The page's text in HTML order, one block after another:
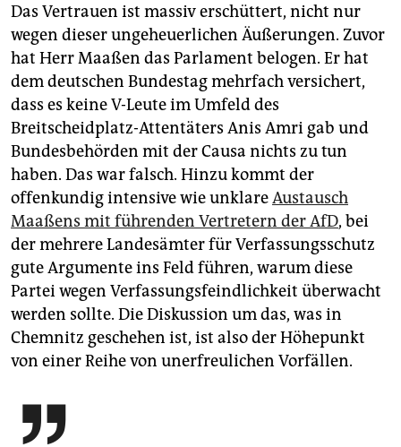
Das Vertrauen ist massiv erschüttert, nicht nur
wegen dieser ungeheuerlichen Äußerungen. Zuvor
hat Herr Maaßen das Parlament belogen. Er hat
dem deutschen Bundestag mehrfach versichert,
dass es keine V-Leute im Umfeld des
Breitscheidplatz-Attentäters Anis Amri gab und
Bundesbehörden mit der Causa nichts zu tun
haben. Das war falsch. Hinzu kommt der
offenkundig intensive wie unklareAustausch
Maaßens mit führenden Vertretern der AfD, bei
der mehrere Landesämter für Verfassungsschutz
gute Argumente ins Feld führen, warum diese
Partei wegen Verfassungsfeindlichkeit überwacht
werden sollte. Die Diskussion um das, was in
Chemnitz geschehen ist, ist also der Höhepunkt
von einer Reihe von unerfreulichen Vorfällen.
